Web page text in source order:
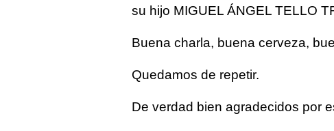
su hijo MIGUEL ÁNGEL TELLO
Buena charla, buena cerveza,
Quedamos de repetir.
De verdad bien agradecidos por